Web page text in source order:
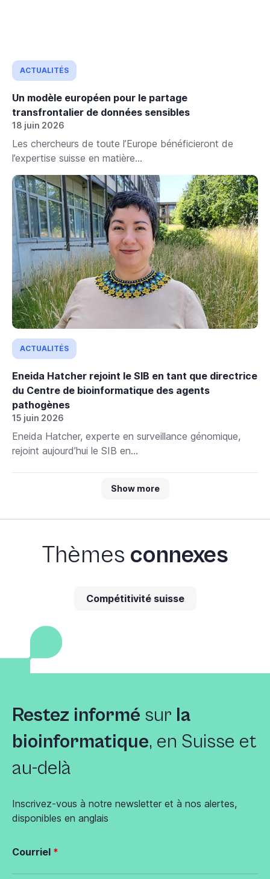
ACTUALITÉS
Un modèle européen pour le partage
transfrontalier de données sensibles
18 juin 2026
Les chercheurs de toute l’Europe bénéficieront de
l’expertise suisse en matière...
ACTUALITÉS
Eneida Hatcher rejoint le SIB en tant que directrice
du Centre de bioinformatique des agents
pathogènes
15 juin 2026
Eneida Hatcher, experte en surveillance génomique,
rejoint aujourd’hui le SIB en...
Show more
Thèmes connexes
Compétitivité suisse
Restez informé sur la
bioinformatique, en Suisse et
au-delà
Inscrivez-vous à notre newsletter et à nos alertes,
disponibles en anglais
Courriel